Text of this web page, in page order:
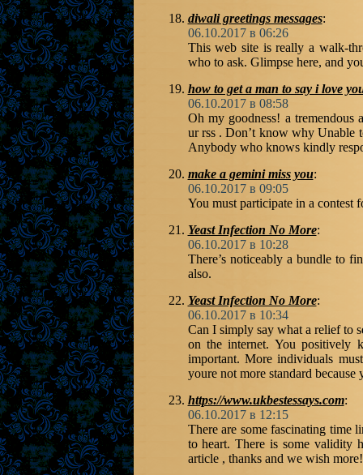
diwali greetings messages:
06.10.2017 в 06:26
This web site is really a walk-
who to ask. Glimpse here, and
how to get a man to say i love
06.10.2017 в 08:58
Oh my goodness! a tremendous
ur rss . Don’t know why Unable
Anybody who knows kindly
make a gemini miss you:
06.10.2017 в 09:05
You must participate in a contest
Yeast Infection No More:
06.10.2017 в 10:28
There’s noticeably a bundle to
also.
Yeast Infection No More:
06.10.2017 в 10:34
Can I simply say what a relief to
on the internet. You positively
important. More individuals
youre not more standard
https://www.ukbestessays.com:
06.10.2017 в 12:15
There are some fascinating time
to heart. There is some
article , thanks and we wish